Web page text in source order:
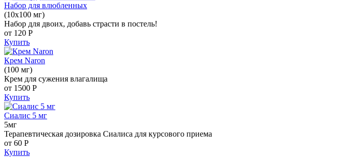
Набор для влюбленных
(10х100 мг)
Набор для двоих, добавь страсти в постель!
от 120 Р
Купить
Крем Naron
(100 мг)
Крем для сужения влагалища
от 1500 Р
Купить
Сиалис 5 мг
5мг
Терапевтическая дозировка Сиалиса для курсового приема
от 60 Р
Купить